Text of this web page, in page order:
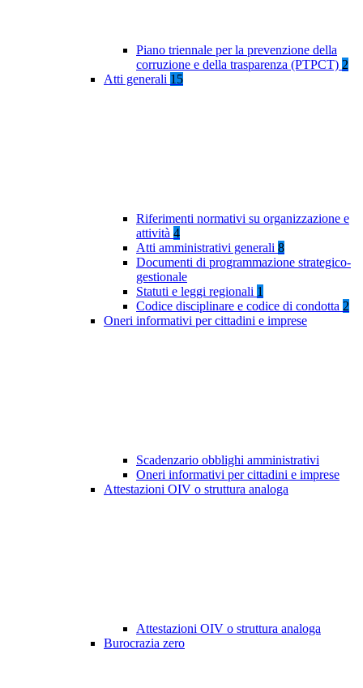
Piano triennale per la prevenzione della
corruzione e della trasparenza (PTPCT) 2
Atti generali 15
Riferimenti normativi su organizzazione e
attività 4
Atti amministrativi generali 8
Documenti di programmazione strategico-
gestionale
Statuti e leggi regionali 1
Codice disciplinare e codice di condotta 2
Oneri informativi per cittadini e imprese
Scadenzario obblighi amministrativi
Oneri informativi per cittadini e imprese
Attestazioni OIV o struttura analoga
Attestazioni OIV o struttura analoga
Burocrazia zero